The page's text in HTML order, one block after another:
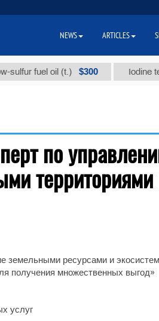
fuel oil (t.) $300 Iodine
по
земельными ресурсами и
получения множественных выгод»
услуг
NEWS ARTICLES